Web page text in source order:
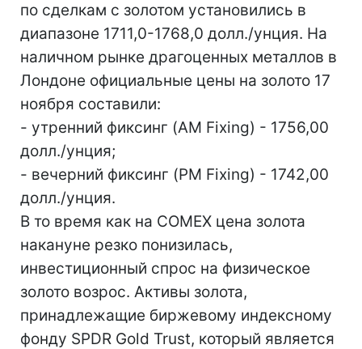
по сделкам с золотом установились в
диапазоне 1711,0-1768,0 долл./унция. На
наличном рынке драгоценных металлов в
Лондоне официальные цены на золото 17
ноября составили:
- утренний фиксинг (AM Fixing) - 1756,00
долл./унция;
- вечерний фиксинг (PM Fixing) - 1742,00
долл./унция.
В то время как на COMEX цена золота
накануне резко понизилась,
инвестиционный спрос на физическое
золото возрос. Активы золота,
принадлежащие биржевому индексному
фонду SPDR Gold Trust, который является